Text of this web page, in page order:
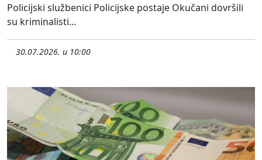
Policijski službenici Policijske postaje Okučani dovršili
su kriminalisti...
30.07.2026. u 10:00